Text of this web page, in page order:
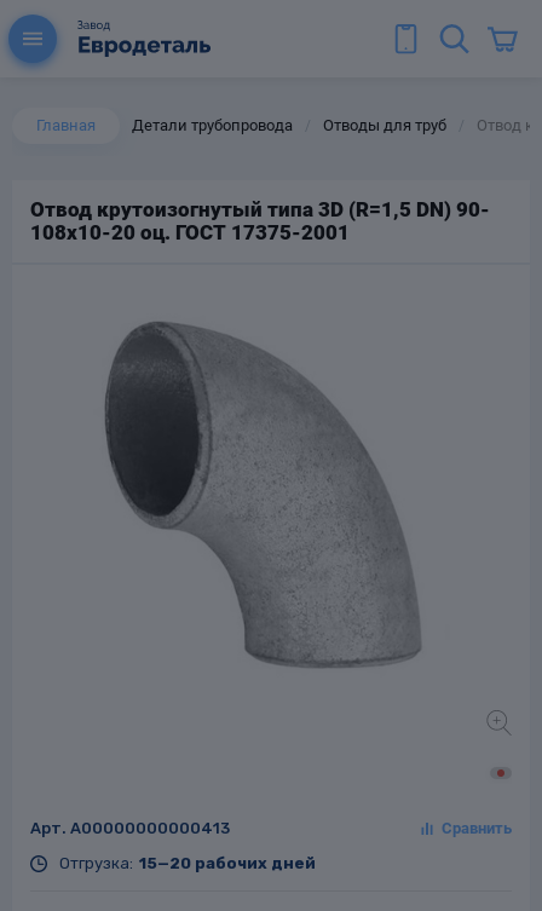
Главная Детали трубопровода Отводы для труб Отвод
Отвод крутоизогнутый типа 3D (R=1,5 DN) 90-
108х10-20 оц. ГОСТ 17375-2001
Арт. A00000000000413
Отгрузка: 15—20 рабочих дней
для труб
Тройники стальные
Заглушки для труб
Фланцы стальные